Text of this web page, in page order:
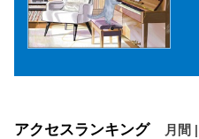
アクセスランキング 月間